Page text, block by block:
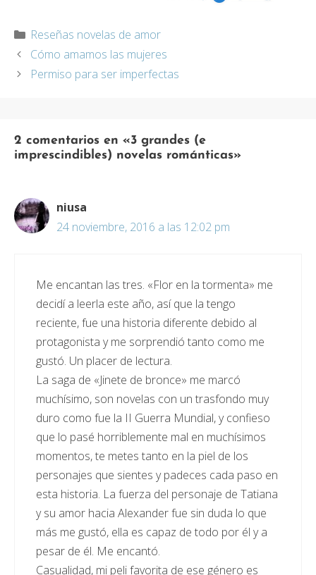
Categorías
Reseñas novelas de amor
Cómo amamos las mujeres
Permiso para ser imperfectas
2 comentarios en «3 grandes (e
imprescindibles) novelas románticas»
niusa
24 noviembre, 2016 a las 12:02 pm
Me encantan las tres. «Flor en la tormenta» me
decidí a leerla este año, así que la tengo
reciente, fue una historia diferente debido al
protagonista y me sorprendió tanto como me
gustó. Un placer de lectura.
La saga de «Jinete de bronce» me marcó
muchísimo, son novelas con un trasfondo muy
duro como fue la II Guerra Mundial, y confieso
que lo pasé horriblemente mal en muchísimos
momentos, te metes tanto en la piel de los
personajes que sientes y padeces cada paso en
esta historia. La fuerza del personaje de Tatiana
y su amor hacia Alexander fue sin duda lo que
más me gustó, ella es capaz de todo por él y a
pesar de él. Me encantó.
Casualidad, mi peli favorita de ese género es